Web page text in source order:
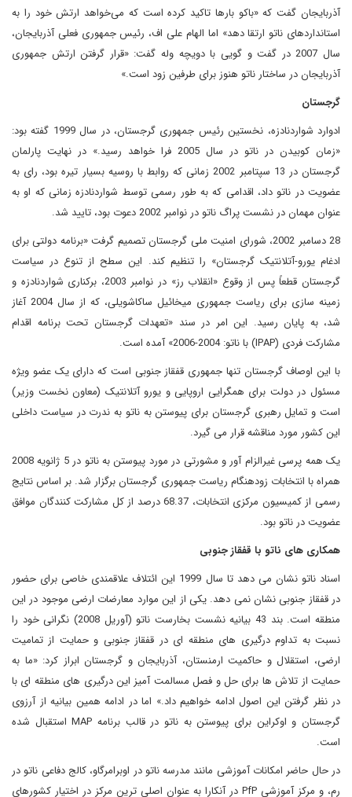
آذربایجان گفت که «باکو بارها تاکید کرده است که می‌خواهد ارتش خود را به
استانداردهای ناتو ارتقا دهد» اما الهام علی اف، رئیس جمهوری فعلی آذربایجان،
سال 2007 در گفت و گویی با دویچه وله گفت: «قرار گرفتن ارتش جمهوری
آذربایجان در ساختار ناتو هنوز برای طرفین زود است.»
گرجستان
ادوارد شواردنادزه، نخستین رئیس جمهوری گرجستان، در سال 1999 گفته بود:
«زمان کوبیدن در ناتو در سال 2005 فرا خواهد رسید.» در نهایت پارلمان
گرجستان در 13 سپتامبر 2002 زمانی که روابط با روسیه بسیار تیره بود، رای به
عضویت در ناتو داد، اقدامی که به طور رسمی توسط شواردنادزه زمانی که او به
عنوان مهمان در نشست پراگ ناتو در نوامبر 2002 دعوت بود، تایید شد.
28 دسامبر 2002، شورای امنیت ملی گرجستان تصمیم گرفت «برنامه دولتی برای
ادغام یورو-آتلانتیک گرجستان» را تنظیم کند. این سطح از تنوع در سیاست
گرجستان قطعاً پس از وقوع «انقلاب رز» در نوامبر 2003، برکناری شواردنادزه و
زمینه سازی برای ریاست جمهوری میخائیل ساکاشویلی، که از سال 2004 آغاز
شد، به پایان رسید. این امر در سند «تعهدات گرجستان تحت برنامه اقدام
مشارکت فردی (IPAP) با ناتو: 2004-2006» آمده است.
با این اوصاف گرجستان تنها جمهوری قفقاز جنوبی است که دارای یک عضو ویژه
مسئول در دولت برای همگرایی اروپایی و یورو آتلانتیک (معاون نخست وزیر)
است و تمایل رهبری گرجستان برای پیوستن به ناتو به ندرت در سیاست داخلی
این کشور مورد مناقشه قرار می گیرد.
یک همه پرسی غیرالزام آور و مشورتی در مورد پیوستن به ناتو در 5 ژانویه 2008
همراه با انتخابات زودهنگام ریاست جمهوری گرجستان برگزار شد. بر اساس نتایج
رسمی از کمیسیون مرکزی انتخابات، 68.37 درصد از کل مشارکت کنندگان موافق
عضویت در ناتو بود.
همکاری های ناتو با قفقاز جنوبی
اسناد ناتو نشان می دهد تا سال 1999 این ائتلاف علاقمندی خاصی برای حضور
در قفقاز جنوبی نشان نمی دهد. یکی از این موارد معارضات ارضی موجود در این
منطقه است. بند 43 بیانیه نشست بخارست ناتو (آوریل 2008) نگرانی خود را
نسبت به تداوم درگیری های منطقه ای در قفقاز جنوبی و حمایت از تمامیت
ارضی، استقلال و حاکمیت ارمنستان، آذربایجان و گرجستان ابراز کرد: «ما به
حمایت از تلاش ها برای حل و فصل مسالمت آمیز این درگیری های منطقه ای با
در نظر گرفتن این اصول ادامه خواهیم داد.» اما در ادامه همین بیانیه از آرزوی
گرجستان و اوکراین برای پیوستن به ناتو در قالب برنامه MAP استقبال شده
است.
در حال حاضر امکانات آموزشی مانند مدرسه ناتو در اوبرامرگاو، کالج دفاعی ناتو در
رم، و مرکز آموزشی PfP در آنکارا به عنوان اصلی ترین مرکز در اختیار کشورهای